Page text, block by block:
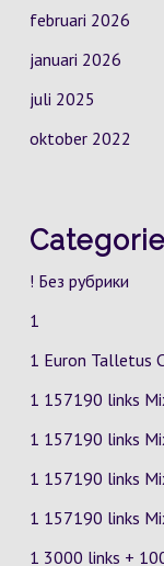
februari 2026
januari 2026
juli 2025
oktober 2022
! Без рубрики
1
1 Euron Talletus
1 157190 links
1 157190 links
1 157190 links
1 157190 links
1 3000 links +